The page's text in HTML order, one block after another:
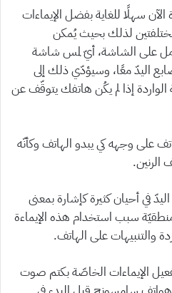
سهلًا للغاية بفضل الإيماءات
لذلك بحيث يُمكن
على الشاشة، أيّ لمس شاشة
اليدّ معًا، وسيؤدّي ذلك إلى
الواردة إذا لم يكُن هاتفك يتوقّف عن
على وجهه كي يبدو الهاتف وكأنّه
في أحيان كثيرة كإشارة بمعنى
سبب استخدام هذه الإيماءة
والتنبيهات على الهاتف.
الإيماءات الخاصّة بكتم صوت